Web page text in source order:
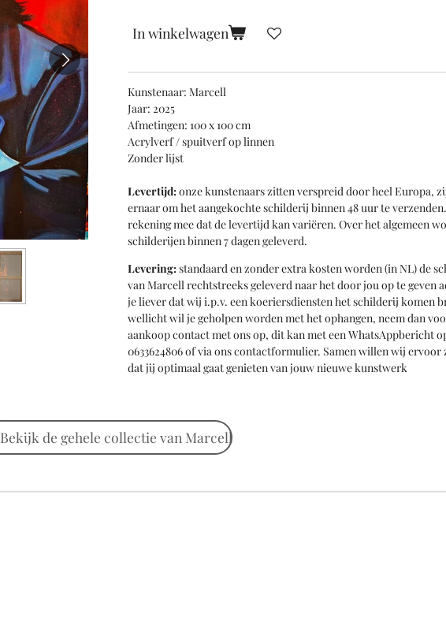
In winkelwagen
Kunstenaar: Marcell
Jaar: 2025
Afmetingen: 100 x 100 cm
Acrylverf / spuitverf op linnen
Zonder lijst
Levertijd:onze kunstenaars zitten verspreid door heel Europa,
ernaar om het aangekochte schilderij binnen 48 uur te
rekening mee dat de levertijd kan variëren. Over het algemeen
schilderijen binnen 7 dagen geleverd.
Levering:standaard en zonder extra kosten worden (in NL) de
van Marcell rechtstreeks geleverd naar het door jou op te geven
je liever dat wij i.p.v. een koeriersdiensten het schilderij komen
wellicht wil je geholpen worden met het ophangen, neem dan
aankoop contact met ons op, dit kan met een WhatsAppbericht
0633624806 of via ons contactformulier. Samen willen wij ervoor
dat jij optimaal gaat genieten van jouw nieuwe kunstwerk
Bekijk de gehele collectie van Marcell